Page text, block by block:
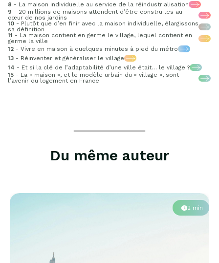
8 - La maison individuelle au service de la réindustrialisation
9 - 20 millions de maisons attendent d’être construites au
cœur de nos jardins
10 - Plutôt que d’en finir avec la maison individuelle, élargissons
sa définition
11 - La maison contient en germe le village, lequel contient en
germe la ville
12 - Vivre en maison à quelques minutes à pied du métro
13 - Réinventer et généraliser le village
14 - Et si la clé de l’adaptabilité d’une ville était… le village ?
15 - La « maison », et le modèle urbain du « village », sont
l’avenir du logement en France
Du même auteur
2 min